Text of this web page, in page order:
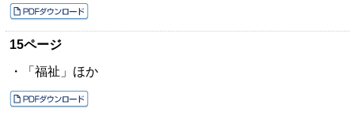
15ページ
・「福祉」ほか